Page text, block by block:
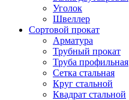
Уголок
Швеллер
Сортовой прокат
Арматура
Трубный прокат
Труба профильная
Сетка стальная
Круг стальной
Квадрат стальной